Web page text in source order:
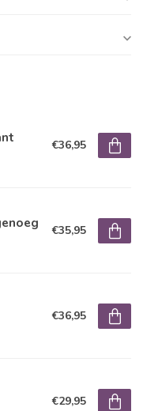
€36,95
€35,95
€36,95
€29,95